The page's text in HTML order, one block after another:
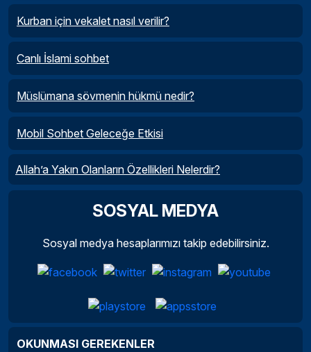
Kurban için vekalet nasıl verilir?
Canlı İslami sohbet
Müslümana sövmenin hükmü nedir?
Mobil Sohbet Geleceğe Etkisi
Allah’a Yakın Olanların Özellikleri Nelerdir?
SOSYAL MEDYA
Sosyal medya hesaplarımızı takip edebilirsiniz.
OKUNMASI GEREKENLER